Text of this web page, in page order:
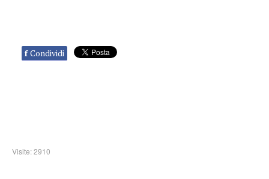
f Condividi
Visite: 2910